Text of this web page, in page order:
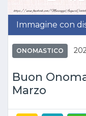
Immagine con
ONOMASTICO
Buon
Marzo